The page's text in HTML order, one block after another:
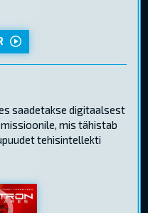
saadetakse digitaalsest
mis tähistab
tehisintellekti